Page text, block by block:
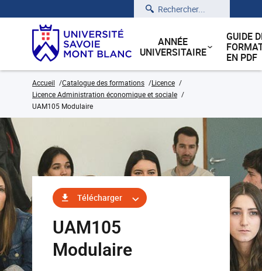
Rechercher
ANNÉE
UNIVERSITAIRE
GUIDE
EN PDF
Accueil Catalogue des formations
Licence
Licence Administration économique et sociale
UAM105 Modulaire
Télécharger
UAM105
Modulaire